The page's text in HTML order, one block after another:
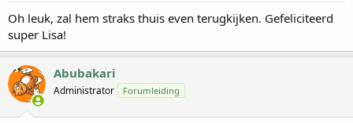
e
:
Oh leuk, zal hem straks thuis even terugkijken. Gefeliciteerd
super Lisa!
Abubakari
Administrator Forumleiding